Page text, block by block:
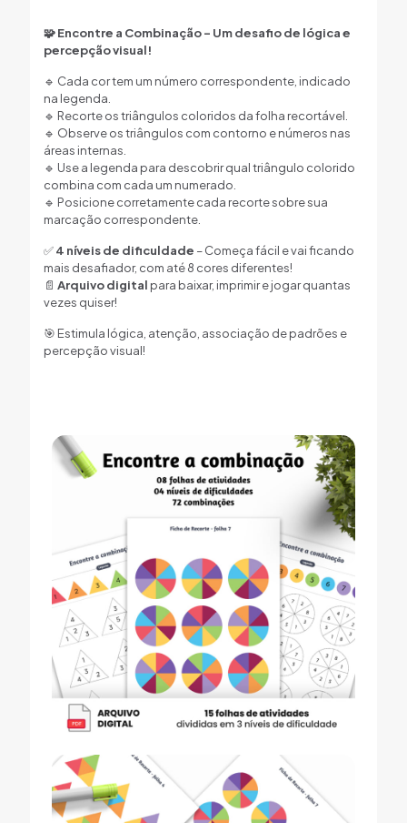
🧩 Encontre a Combinação – Um desafio de lógica e
percepção visual!
🔹 Cada cor tem um número correspondente, indicado
na legenda.
🔹 Recorte os triângulos coloridos da folha recortável.
🔹 Observe os triângulos com contorno e números nas
áreas internas.
🔹 Use a legenda para descobrir qual triângulo colorido
combina com cada um numerado.
🔹 Posicione corretamente cada recorte sobre sua
marcação correspondente.
✅4 níveis de dificuldade – Começa fácil e vai ficando
mais desafiador, com até 8 cores diferentes!
📄 Arquivo digital para baixar, imprimir e jogar quantas
vezes quiser!
🎯 Estimula lógica, atenção, associação de padrões e
percepção visual!